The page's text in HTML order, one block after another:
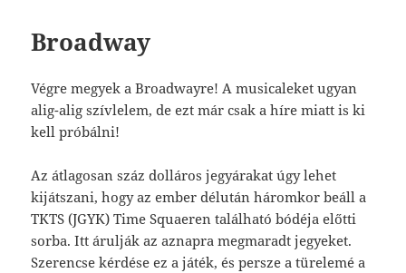
Broadway
Végre megyek a Broadwayre! A musicaleket ugyan
alig-alig szívlelem, de ezt már csak a híre miatt is ki
kell próbálni!
Az átlagosan száz dolláros jegyárakat úgy lehet
kijátszani, hogy az ember délután háromkor beáll a
TKTS (JGYK) Time Squaeren található bódéja előtti
sorba. Itt árulják az aznapra megmaradt jegyeket.
Szerencse kérdése ez a játék, és persze a türelemé a